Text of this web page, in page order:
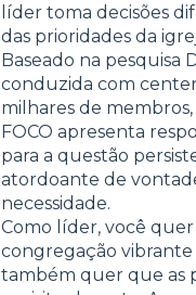
líder toma decisões
das prioridades da
Baseado na pesquisa
conduzida com
milhares de
FOCO apresenta
para a questão
atordoante de
necessidade.
Como líder, você
congregação vibrante
também quer que as